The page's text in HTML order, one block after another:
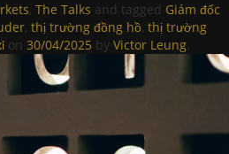
, The Talks and tagged Giám đốc
, thị trường đồng hồ, thị trường
on 30/04/2025 by Victor Leung.